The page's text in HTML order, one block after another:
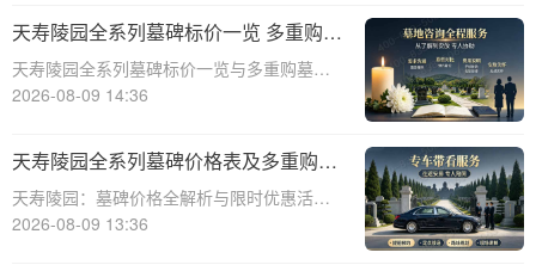
牌，始终致力于为家属提供最优质、最人性
化的殡葬服务。在众多的服务项目中
天寿陵园全系列墓碑标价一览 多重购墓
优惠限时申领详解
天寿陵园全系列墓碑标价一览与多重购墓优
惠限时申领详解☎ 天寿陵园电话:400-838-
一直以其高品质的服务和卓越的墓碑设计而
闻名。为了满足不同客户的需求，天
2026-08-09 14:36
天寿陵园全系列墓碑价格表及多重购墓
优惠限时申请指南
天寿陵园：墓碑价格全解析与限时优惠活动
深度解读☎ 天寿陵园电话:400-838-5063作
2026-08-09 13:36